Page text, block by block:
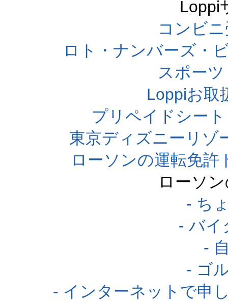
Loppi
コンビ
ロト・ナンバーズ・
スポー
Loppiお取
プリペイドシー
東京ディズニーリゾ
ローソンの運転免
ローソ
- ち
- バイ
-
- ゴ
- インターネットで申